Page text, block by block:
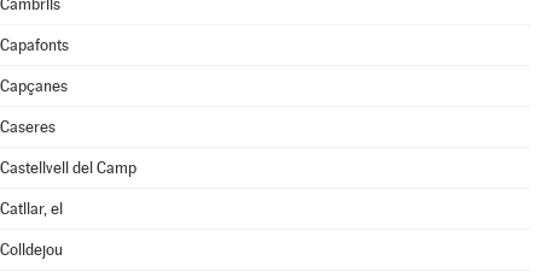
Cambrils
Capafonts
Capçanes
Caseres
Castellvell del Camp
Catllar, el
Colldejou